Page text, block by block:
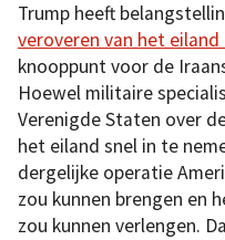
Trump heeft
veroveren van het eiland
knooppunt voor de
Hoewel militaire
Verenigde Staten over
het eiland snel in te
dergelijke operatie
zou kunnen brengen en
zou kunnen verlengen.